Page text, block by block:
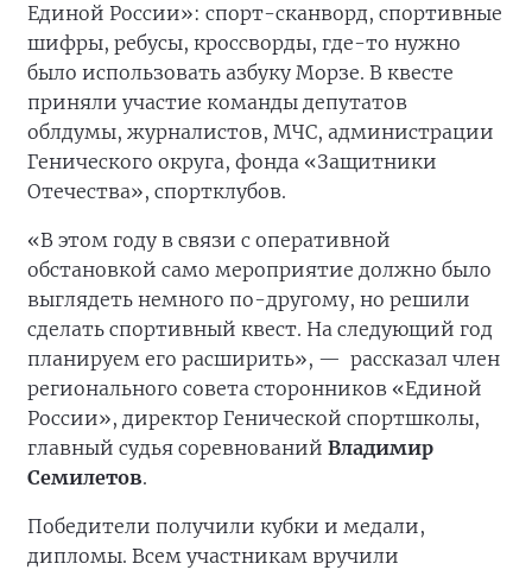
Единой России»: спорт-сканворд, спортивные
шифры, ребусы, кроссворды, где-то нужно
было использовать азбуку Морзе. В квесте
приняли участие команды депутатов
облдумы, журналистов, МЧС, администрации
Генического округа, фонда «Защитники
Отечества», спортклубов.
«В этом году в связи с оперативной
обстановкой само мероприятие должно было
выглядеть немного по-другому, но решили
сделать спортивный квест. На следующий год
планируем его расширить», — рассказал член
регионального совета сторонников «Единой
России», директор Генической спортшколы,
главный судья соревнований Владимир
Семилетов.
Победители получили кубки и медали,
дипломы. Всем участникам вручили